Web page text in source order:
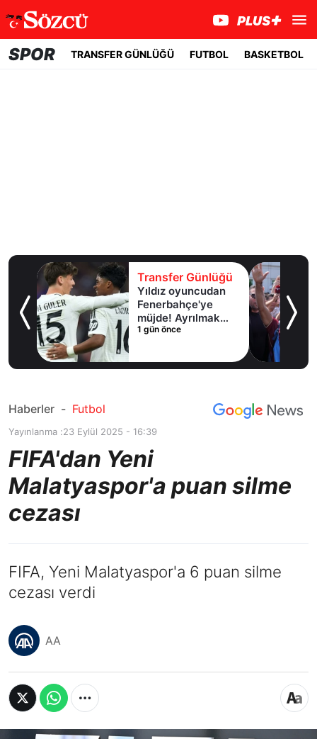
SPOR TRANSFER GÜNLÜĞÜ FUTBOL BASKETBOL
Transfer Günlüğü
Yıldız oyuncudan
Fenerbahçe'ye
müjde! Ayrılmak
istiyor
1 gün önce
Haberler - Futbol
Yayınlanma :23 Eylül 2025 - 16:39
FIFA'dan Yeni
Malatyaspor'a puan silme
cezası
FIFA, Yeni Malatyaspor'a 6 puan silme
cezası verdi
AA